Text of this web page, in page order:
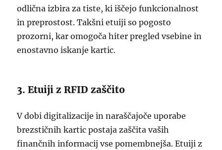
odlična izbira za tiste, ki iščejo funkcionalnost
in preprostost. Takšni etuiji so pogosto
prozorni, kar omogoča hiter pregled vsebine in
enostavno iskanje kartic.
3. Etuiji z RFID zaščito
V dobi digitalizacije in naraščajoče uporabe
brezstičnih kartic postaja zaščita vaših
finančnih informacij vse pomembnejša. Etuiji z